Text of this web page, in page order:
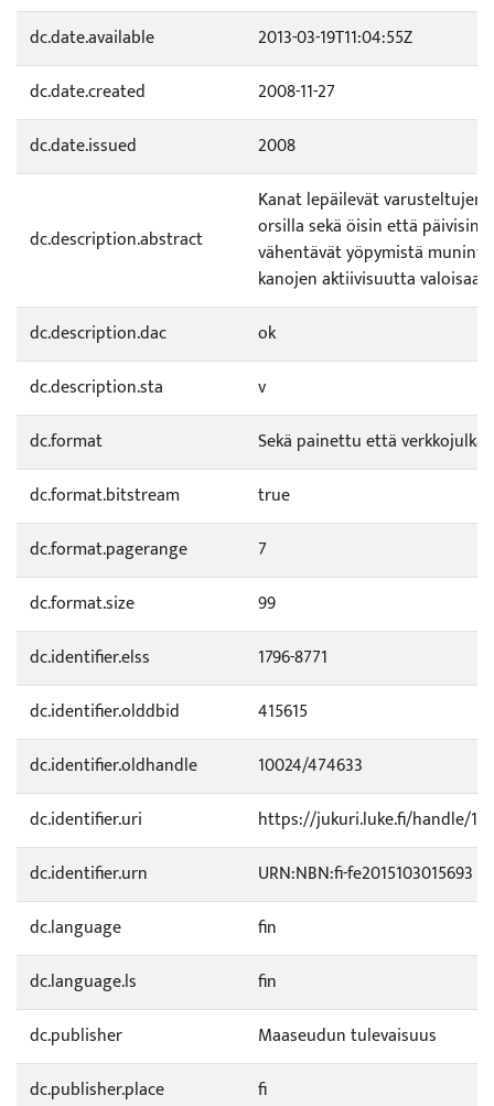
dc.date.available
2013-03-19T11:04:55Z
dc.date.created
2008-11-27
dc.date.issued
2008
dc.description.abstract
Kanat lepäilevät varusteltujen
orsilla sekä öisin että päivisin.
vähentävät yöpymistä
kanojen aktiivisuutta
dc.description.dac
ok
dc.description.sta
v
dc.format
Sekä painettu että
dc.format.bitstream
true
dc.format.pagerange
7
dc.format.size
99
dc.identifier.elss
1796-8771
dc.identifier.olddbid
415615
dc.identifier.oldhandle
10024/474633
dc.identifier.uri
https://jukuri.luke.fi/handle/
dc.identifier.urn
URN:NBN:fi-fe2015103015693
dc.language
fin
dc.language.ls
fin
dc.publisher
Maaseudun tulevaisuus
dc.publisher.place
fi